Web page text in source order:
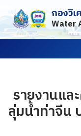
Skip
to
กองวิเ
Water
รายงานแ
ลุ่มน้ำท่าจีน